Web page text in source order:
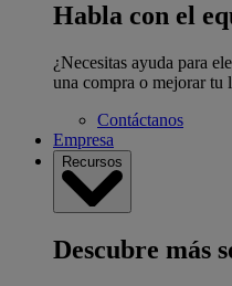
Habla con el
¿Necesitas ayuda para
una compra o mejorar tu
Contáctanos
Empresa
Recursos
Descubre más